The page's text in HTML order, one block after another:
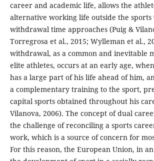
career and academic life, allows the
alternative working life outside the sports
withdrawal time approaches (Puig &
Torregrosa et al., 2015; Wylleman et al.,
withdrawal, as a common and inevitable
elite athletes, occurs at an early age,
has a large part of his life ahead of him,
a complementary training to the sport,
capital sports obtained throughout his
Vilanova, 2006). The concept of dual
the challenge of reconciling a sports
work, which is a source of concern for
For this reason, the European Union, in